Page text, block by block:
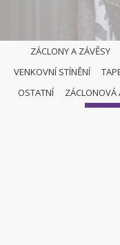
ZÁCLONY A ZÁVĚSY
VENKOVNÍ STÍNĚNÍ
OSTATNÍ
ZÁCLONOVÁ